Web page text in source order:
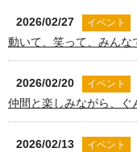
2026/02/27 イベント
動いて、笑って、みんな
2026/02/20 イベント
仲間と楽しみながら、ぐ
2026/02/13 イベント